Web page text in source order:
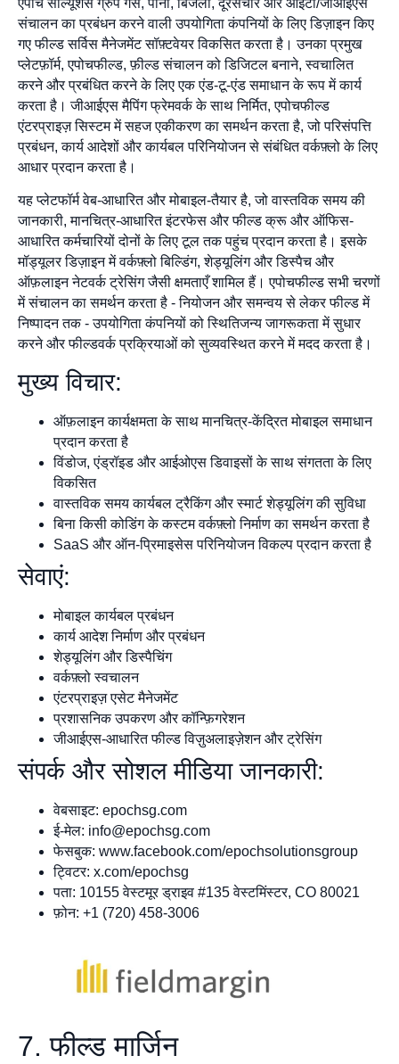
संचालन का प्रबंधन करने वाली उपयोगिता कंपनियों के लिए डिज़ाइन किए
गए फील्ड सर्विस मैनेजमेंट सॉफ़्टवेयर विकसित करता है। उनका प्रमुख
प्लेटफ़ॉर्म, एपोचफील्ड, फ़ील्ड संचालन को डिजिटल बनाने, स्वचालित
करने और प्रबंधित करने के लिए एक एंड-टू-एंड समाधान के रूप में कार्य
करता है। जीआईएस मैपिंग फ्रेमवर्क के साथ निर्मित, एपोचफील्ड
एंटरप्राइज़ सिस्टम में सहज एकीकरण का समर्थन करता है, जो परिसंपत्ति
प्रबंधन, कार्य आदेशों और कार्यबल परिनियोजन से संबंधित वर्कफ़्लो के लिए
आधार प्रदान करता है।
यह प्लेटफॉर्म वेब-आधारित और मोबाइल-तैयार है, जो वास्तविक समय की
जानकारी, मानचित्र-आधारित इंटरफेस और फील्ड क्रू और ऑफिस-
आधारित कर्मचारियों दोनों के लिए टूल तक पहुंच प्रदान करता है। इसके
मॉड्यूलर डिज़ाइन में वर्कफ़्लो बिल्डिंग, शेड्यूलिंग और डिस्पैच और
ऑफ़लाइन नेटवर्क ट्रेसिंग जैसी क्षमताएँ शामिल हैं। एपोचफील्ड सभी चरणों
में संचालन का समर्थन करता है - नियोजन और समन्वय से लेकर फील्ड में
निष्पादन तक - उपयोगिता कंपनियों को स्थितिजन्य जागरूकता में सुधार
करने और फील्डवर्क प्रक्रियाओं को सुव्यवस्थित करने में मदद करता है।
मुख्य विचार:
ऑफ़लाइन कार्यक्षमता के साथ मानचित्र-केंद्रित मोबाइल समाधान
प्रदान करता है
विंडोज, एंड्रॉइड और आईओएस डिवाइसों के साथ संगतता के लिए
विकसित
वास्तविक समय कार्यबल ट्रैकिंग और स्मार्ट शेड्यूलिंग की सुविधा
बिना किसी कोडिंग के कस्टम वर्कफ़्लो निर्माण का समर्थन करता है
SaaS और ऑन-प्रिमाइसेस परिनियोजन विकल्प प्रदान करता है
सेवाएं:
मोबाइल कार्यबल प्रबंधन
कार्य आदेश निर्माण और प्रबंधन
शेड्यूलिंग और डिस्पैचिंग
वर्कफ़्लो स्वचालन
एंटरप्राइज़ एसेट मैनेजमेंट
प्रशासनिक उपकरण और कॉन्फ़िगरेशन
जीआईएस-आधारित फील्ड विज़ुअलाइज़ेशन और ट्रेसिंग
संपर्क और सोशल मीडिया जानकारी:
वेबसाइट: epochsg.com
ई-मेल: info@epochsg.com
फेसबुक: www.facebook.com/epochsolutionsgroup
ट्विटर: x.com/epochsg
पता: 10155 वेस्टमूर ड्राइव #135 वेस्टमिंस्टर, CO 80021
फ़ोन: +1 (720) 458-3006
7. फील्ड मार्जिन